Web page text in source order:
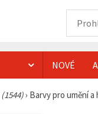
NOVÉ
(1544)› Barvy pro umění a